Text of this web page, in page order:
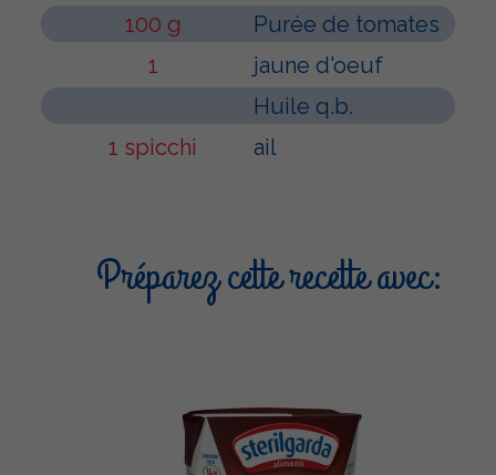
100 g
Purée de tomates
1
jaune d'oeuf
Huile q.b.
1 spicchi
ail
Préparez cette recette avec: